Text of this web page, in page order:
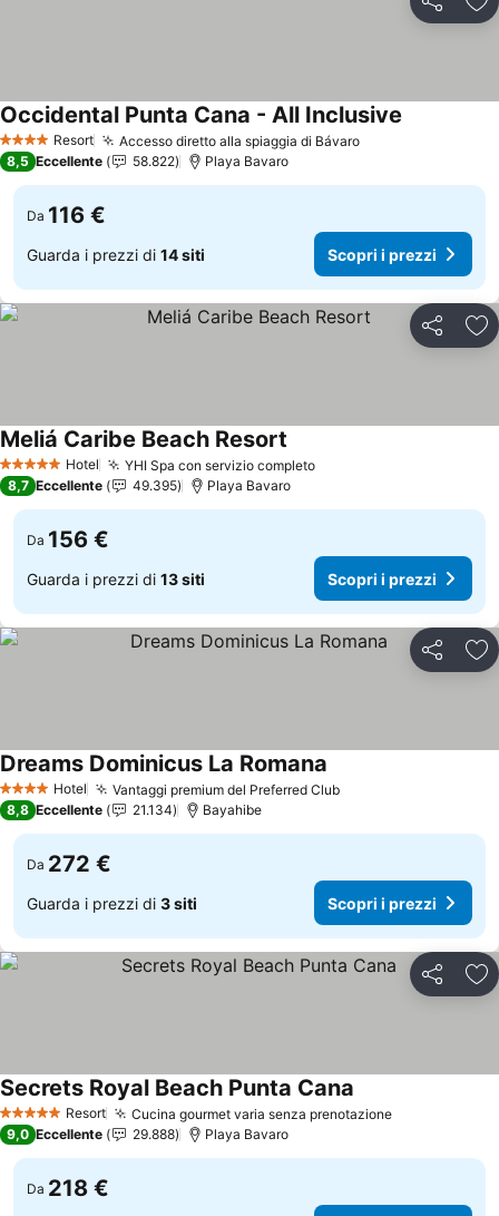
Condividi
4 Stelle Resort Accesso diretto alla spiaggia di BávaroScopri i prezzi
Occidental Punta Cana - All Inclusive
8,5 Eccellente 58.822 Playa Bavaro
Da 116 €
Guarda i prezzi di 14 siti Scopri i prezzi
Condividi
5 Stelle Hotel YHI Spa con servizio completoScopri i prezzi
Meliá Caribe Beach Resort
8,7 Eccellente 49.395 Playa Bavaro
Da 156 €
Guarda i prezzi di 13 siti Scopri i prezzi
Condividi
4 Stelle Hotel Vantaggi premium del Preferred ClubScopri i prezzi
Dreams Dominicus La Romana
8,8 Eccellente 21.134 Bayahibe
Da 272 €
Guarda i prezzi di 3 siti Scopri i prezzi
Condividi
5 Stelle Resort Cucina gourmet varia senza prenotazioneScopri i
Secrets Royal Beach Punta Cana
9,0 Eccellente 29.888 Playa Bavaro
Da 218 €